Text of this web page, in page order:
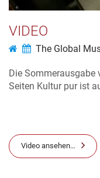
VIDEO
The Global
Die Sommerausgabe
Seiten Kultur pur ist
Video ansehen…